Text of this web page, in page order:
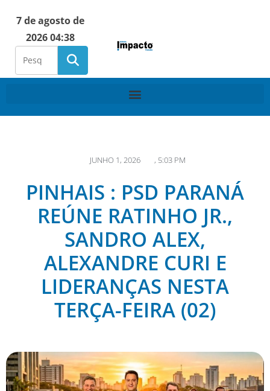
7 de agosto de
2026 04:38
JUNHO 1, 2026 , 5:03 PM
PINHAIS : PSD PARANÁ
REÚNE RATINHO JR.,
SANDRO ALEX,
ALEXANDRE CURI E
LIDERANÇAS NESTA
TERÇA-FEIRA (02)